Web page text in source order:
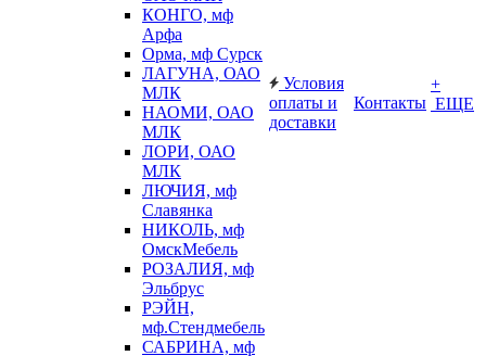
КОНГО, мф
Арфа
Орма, мф Сурск
ЛАГУНА, ОАО
МЛК
НАОМИ, ОАО
МЛК
ЛОРИ, ОАО
МЛК
ЛЮЧИЯ, мф
Славянка
НИКОЛЬ, мф
ОмскМебель
РОЗАЛИЯ, мф
Эльбрус
РЭЙН,
мф.Стендмебель
САБРИНА, мф
Условия
оплаты и
доставки
Контакты
+
ЕЩЕ